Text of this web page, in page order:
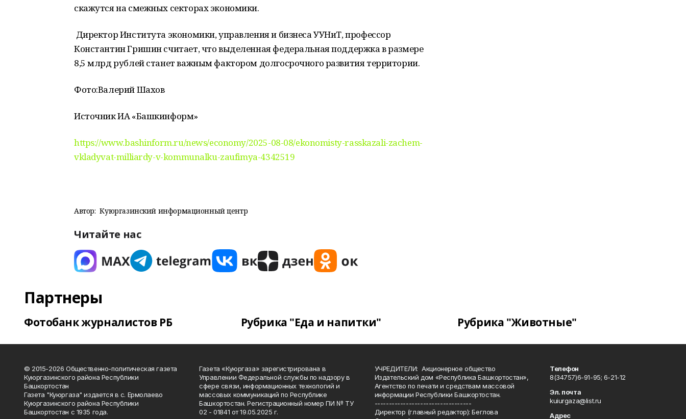
скажутся на смежных секторах экономики.
Директор Института экономики, управления и бизнеса УУНиТ, профессор
Константин Гришин считает, что выделенная федеральная поддержка в размере
8,5 млрд рублей станет важным фактором долгосрочного развития территории.
Фото:Валерий Шахов
Источник ИА «Башкинформ»
https://www.bashinform.ru/news/economy/2025-08-08/ekonomisty-rasskazali-zachem-
vkladyvat-milliardy-v-kommunalku-zaufimya-4342519
Автор: Куюргазинский информационный центр
Читайте нас
Партнеры
Фотобанк журналистов РБ Рубрика "Еда и напитки" Рубрика "Животные"
© 2015-2026 Общественно-политическая газета
Куюргазинского района Республики
Башкортостан
Газета "Куюргаза" издается в с. Ермолаево
Куюргазинского района Республики
Башкортостан с 1935 года.
Газета «Куюргаза» зарегистрирована в
Управлении Федеральной службы по надзору в
сфере связи, информационных технологий и
массовых коммуникаций по Республике
Башкортостан. Регистрационный номер ПИ № ТУ
02 - 01841 от 19.05.2025 г.
УЧРЕДИТЕЛИ: Акционерное общество
Издательский дом «Республика Башкортостан»,
Агентство по печати и средствам массовой
информации Республики Башкортостан.
----------------------------------
Директор (главный редактор): Беглова
Телефон
8(34757)6-91-95; 6-21-12
Эл. почта
kuiurgaza@list.ru
Адрес